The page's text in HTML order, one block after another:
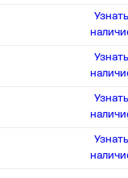
Узнать
Узнать
Узнать
Узнать